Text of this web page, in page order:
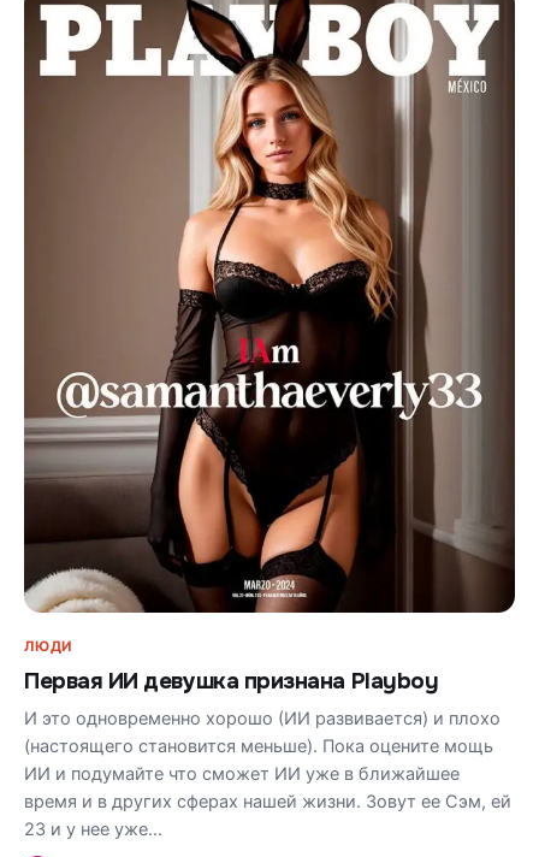
ЛЮДИ
Первая ИИ девушка признана Playboy
И это одновременно хорошо (ИИ развивается) и плохо
(настоящего становится меньше). Пока оцените мощь
ИИ и подумайте что сможет ИИ уже в ближайшее
время и в других сферах нашей жизни. Зовут ее Сэм, ей
23 и у нее уже…